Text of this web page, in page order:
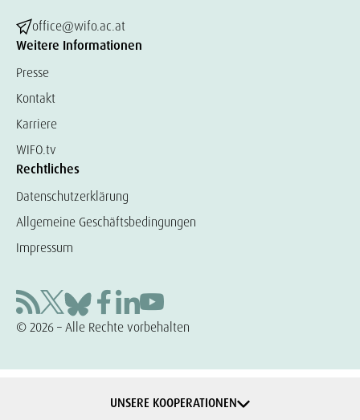
office@wifo.ac.at
Weitere Informationen
Presse
Kontakt
Karriere
WIFO.tv
Rechtliches
Datenschutzerklärung
Allgemeine Geschäftsbedingungen
Impressum
© 2026 – Alle Rechte vorbehalten
UNSERE KOOPERATIONEN